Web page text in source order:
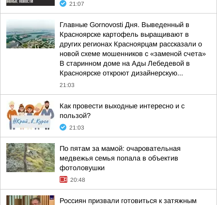
21:07
Главные Gornovosti Дня. Выведенный в
Красноярске картофель выращивают в
других регионах Красноярцам рассказали о
новой схеме мошенников с «заменой счета»
В старинном доме на Ады Лебедевой в
Красноярске откроют дизайнерскую...
21:03
Как провести выходные интересно и с
пользой?
21:03
По пятам за мамой: очаровательная
медвежья семья попала в объектив
фотоловушки
20:48
Россиян призвали готовиться к затяжным